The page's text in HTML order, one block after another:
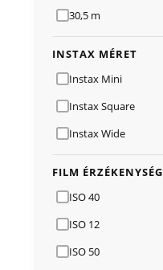
30,5 m
INSTAX MÉRET
Instax Mini
Instax Square
Instax Wide
FILM ÉRZÉKENYSÉG
ISO 40
ISO 12
ISO 50